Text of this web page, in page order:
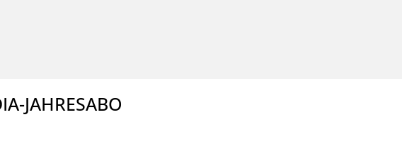
JAHRESABO